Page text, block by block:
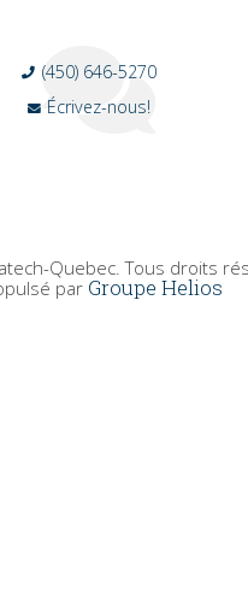
(450) 646-5270
Écrivez-nous!
Quebec. Tous droits
par Groupe Helios